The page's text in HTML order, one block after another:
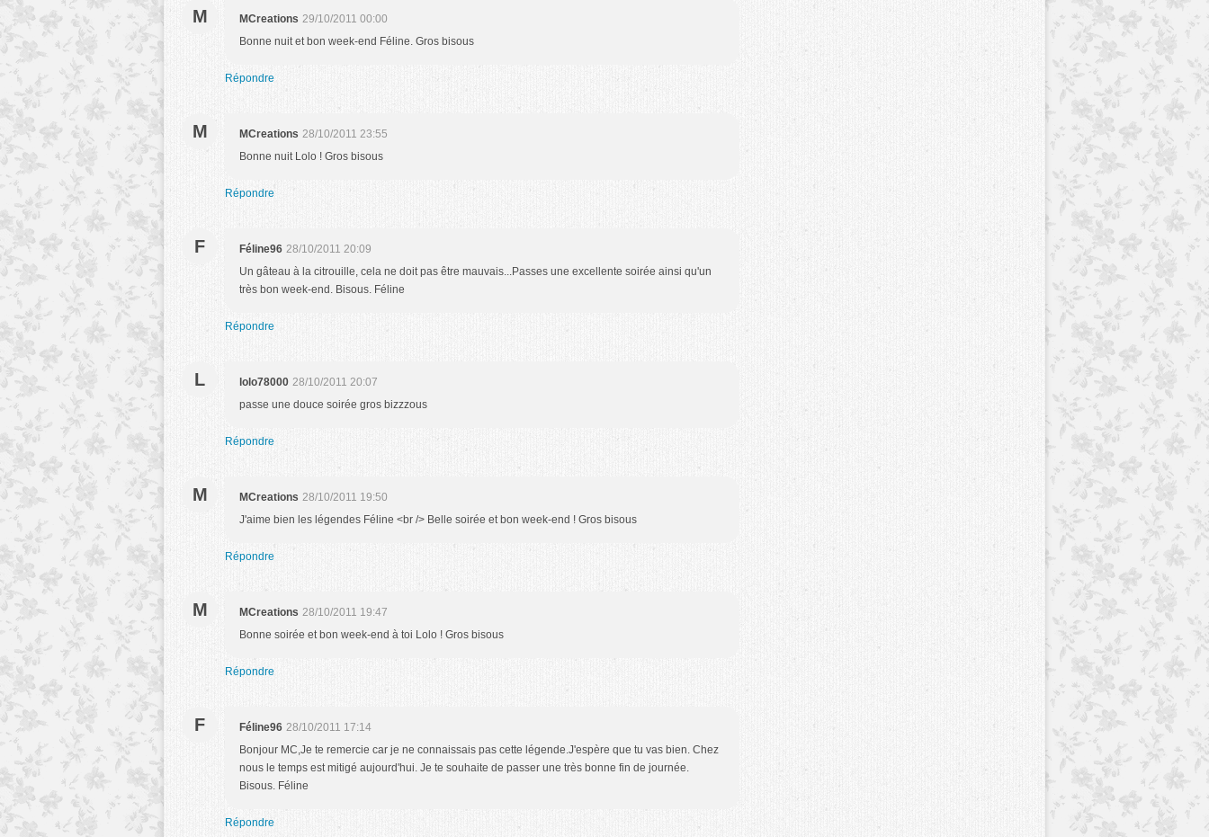
M MCreations 29/10/2011 00:00
Bonne nuit et bon week-end Féline. Gros bisous
Répondre
M MCreations 28/10/2011 23:55
Bonne nuit Lolo ! Gros bisous
Répondre
F Féline96 28/10/2011 20:09
Un gâteau à la citrouille, cela ne doit pas être mauvais...Passes une excellente soirée ainsi qu'un
très bon week-end. Bisous. Féline
Répondre
L lolo78000 28/10/2011 20:07
passe une douce soirée gros bizzzous
Répondre
M MCreations 28/10/2011 19:50
J'aime bien les légendes Féline <br /> Belle soirée et bon week-end ! Gros bisous
Répondre
M MCreations 28/10/2011 19:47
Bonne soirée et bon week-end à toi Lolo ! Gros bisous
Répondre
F Féline96 28/10/2011 17:14
Bonjour MC,Je te remercie car je ne connaissais pas cette légende.J'espère que tu vas bien. Chez
nous le temps est mitigé aujourd'hui. Je te souhaite de passer une très bonne fin de journée.
Bisous. Féline
Répondre